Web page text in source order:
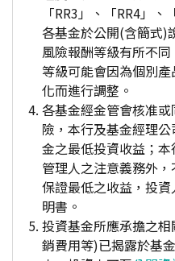
「RR3」、「RR4」
各基金於公開(含簡式)
風險報酬等級有所不
等級可能會因為個別
化而進行調整。
各基金經金管會核准
險，本行及基金經理
金之最低投資收益；
管理人之注意義務外
保證最低之收益，投
明書。
投資基金所應承擔之
銷費用等)已揭露於基